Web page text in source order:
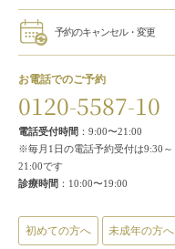
予約のキャンセル・変更
お電話でのご予約
0120-5587-10
電話受付時間 ：9:00〜21:00
※毎月1日の電話予約受付は9:30～
21:00です
診療時間 ：10:00〜19:00
初めての方へ 未成年の方へ